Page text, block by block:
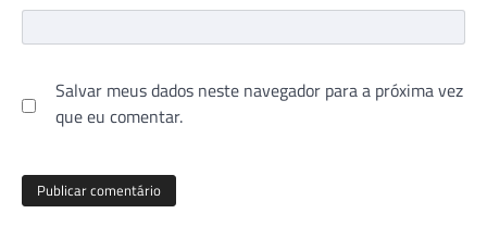
Salvar meus dados neste navegador para a próxima vez
que eu comentar.